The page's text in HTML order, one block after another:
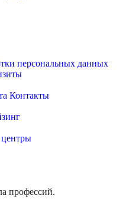
персональных данных
Контакты
профессий.